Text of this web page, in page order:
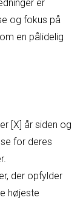
er
og fokus på
en pålidelig
[X] år siden og
for deres
der opfylder
højeste